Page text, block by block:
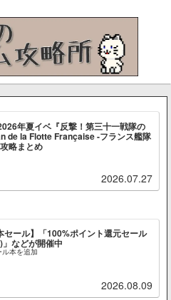
年夏イベ『反撃！第三十一戦隊の
de la Flotte Française -フランス艦隊
略まとめ
2026.07.27
セール】「100%ポイント還元セール
などが開催中
ル本を追加
2026.08.09